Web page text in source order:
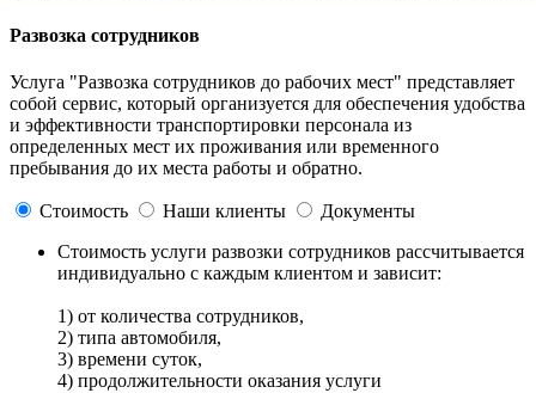
Развозка сотрудников
Услуга "Развозка сотрудников до рабочих мест" представляет
собой сервис, который организуется для обеспечения удобства
и эффективности транспортировки персонала из
определенных мест их проживания или временного
пребывания до их места работы и обратно.
Стоимость Наши клиенты
Документы
Стоимость услуги развозки сотрудников рассчитывается
индивидуально с каждым клиентом и зависит:
1) от количества сотрудников,
2) типа автомобиля,
3) времени суток,
4) продолжительности оказания услуги